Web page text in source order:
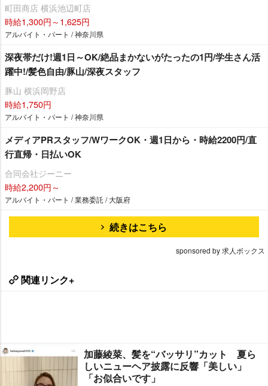
町田商店 横浜池辺町店
時給1,300円～1,625円
アルバイト・パート / 神奈川県
深夜帯だけ!週1日～OK/絶品まかないがたったの1円/学生さん活
躍中!/髪色自由/豚山/深夜スタッフ
豚山 横浜岡野店
時給1,750円
アルバイト・パート / 神奈川県
メディアPRスタッフ/WワークOK・週1日から・時給2200円/直
行直帰・日払いOK
合同会社ジーニー
時給2,200円～
アルバイト・パート / 業務委託 / 大阪府
続きはこちら
sponsored by 求人ボックス
関連リンク+
加藤綾菜、髪を“バッサリ”カット 夏ら
しいニューヘア披露に反響「美しい」
「お似合いです」